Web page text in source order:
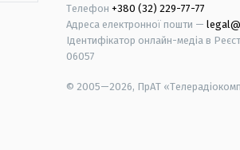
Телефон +380 (32) 229-77-77
Адреса електронної пошти —
Ідентифікатор онлайн-медіа в
06057
© 2005—2026, ПрАТ